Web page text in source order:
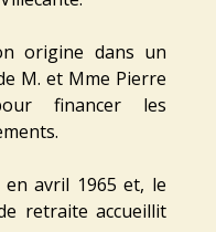
origine dans un
M. et Mme Pierre
financer les
en avril 1965 et, le
retraite accueillit